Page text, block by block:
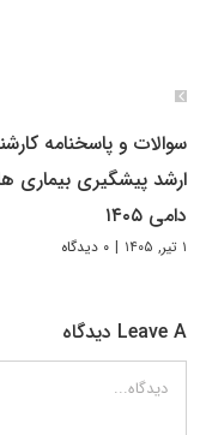
سوالات و پاسخنامه
ارشد پیشگیری بیماری
دامی ۱۴۰۵
۱ تیر, ۱۴۰۵ | ۰ دیدگاه
Leave A دیدگاه
دیدگاه